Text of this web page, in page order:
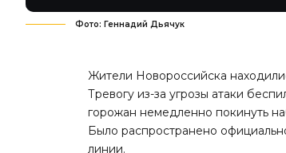
Фото: Геннадий Дьячук
Жители Новороссийска
Тревогу из-за угрозы атаки
горожан немедленно покинуть
Было распространено
линии.